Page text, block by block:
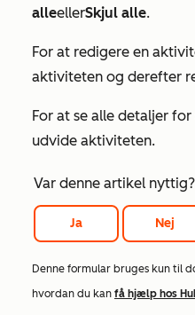
alleellerSkjul alle.
For at redigere en
aktiviteten og derefter
For at se alle detaljer
udvide aktiviteten.
Var denne artikel nyttig?
Ja Nej
Denne formular bruges kun til
hvordan du kan få hjælp hos